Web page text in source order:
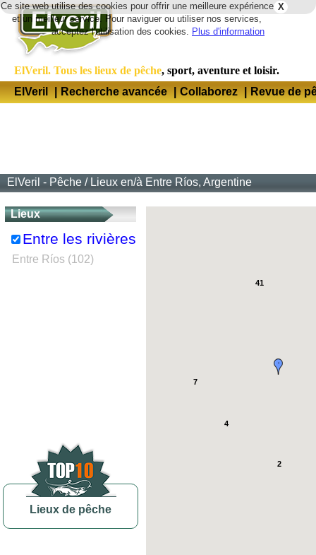
X
Ce site web utilise des cookies pour offrir une meilleure expérience
et un meilleur service. Pour naviguer ou utiliser nos services,
acceptez l'utilisation des cookies. Plus d'information
ElVeril. Tous les lieux de pêche, sport, aventure et loisir.
ElVeril
| Recherche avancée | Collaborez | Revue de
ElVeril - Pêche / Lieux en/à Entre Ríos, Argentine
Lieux
Entre les rivières
Entre Ríos (102)
Lieux de pêche
2
7
41
4